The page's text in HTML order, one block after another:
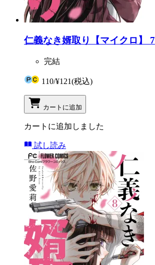
仁義なき婿取り【マイクロ】 7
完結
110/¥121(税込)
カートに追加
カートに追加しました
試し読み